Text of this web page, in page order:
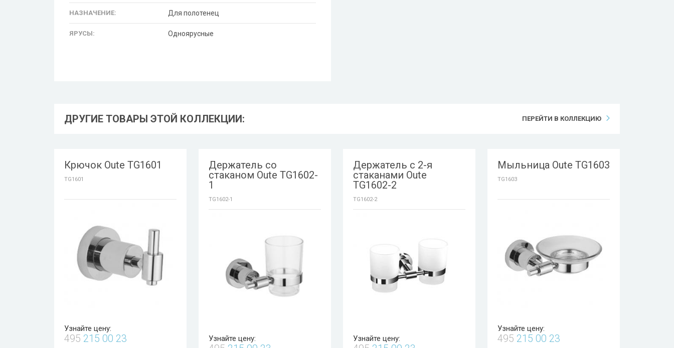
НАЗНАЧЕНИЕ: Для полотенец
ЯРУСЫ: Одноярусные
ДРУГИЕ ТОВАРЫ ЭТОЙ КОЛЛЕКЦИИ: ПЕРЕЙТИ В КОЛЛЕКЦИЮ
Крючок Oute TG1601
TG1601
Узнайте цену:
495 215 00 23
Держатель со
стаканом Oute TG1602-
1
TG1602-1
Узнайте цену:
Держатель с 2-я
стаканами Oute
TG1602-2
TG1602-2
Узнайте цену:
Мыльница Oute TG1603
TG1603
Узнайте цену:
495 215 00 23